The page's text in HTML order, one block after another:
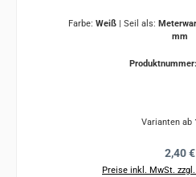
Farbe: Weiß Seil als:
mm
Produktnummer:
Varianten ab
2,40 €
Preise inkl. MwSt.